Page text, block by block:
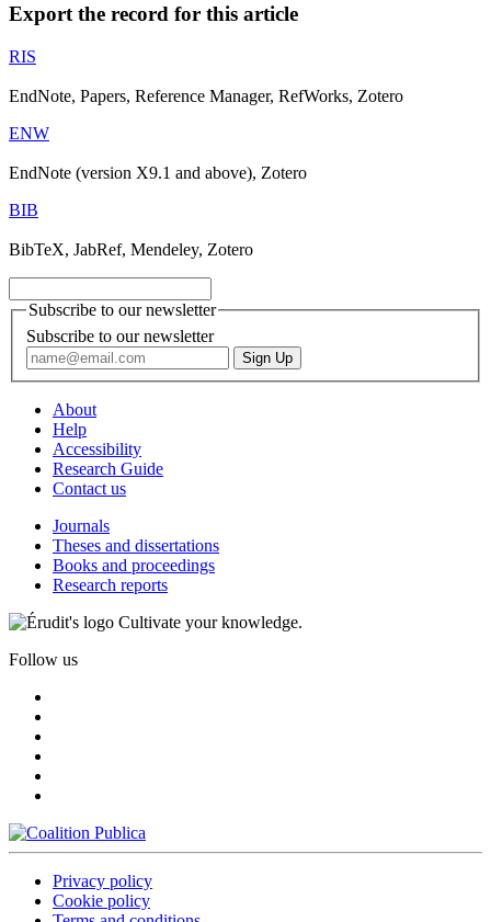
Export the record for this article
RIS
EndNote, Papers, Reference Manager, RefWorks, Zotero
ENW
EndNote (version X9.1 and above), Zotero
BIB
BibTeX, JabRef, Mendeley, Zotero
Subscribe to our newsletter
Subscribe to our newsletter
About
Help
Accessibility
Research Guide
Contact us
Journals
Theses and dissertations
Books and proceedings
Research reports
Cultivate your knowledge.
Follow us
Privacy policy
Cookie policy